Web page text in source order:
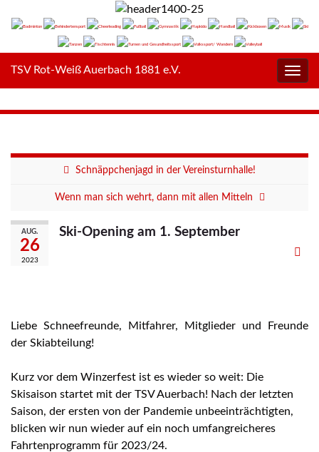
TSV Rot-Weiß Auerbach 1881 e.V.
Schnäppchenjagd in der Vereinsturnhalle!
Wenn man sich wehrt, dann mit allen Mitteln
AUG.
26
2023
Ski-Opening am 1. September
Liebe Schneefreunde, Mitfahrer, Mitglieder und Freunde
der Skiabteilung!
Kurz vor dem Winzerfest ist es wieder so weit: Die
Skisaison startet mit der TSV Auerbach! Nach der letzten
Saison, der ersten von der Pandemie unbeeinträchtigten,
blicken wir nun wieder auf ein noch umfangreicheres
Fahrtenprogramm für 2023/24.